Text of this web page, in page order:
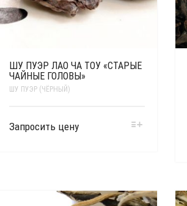
ШУ ПУЭР ЛАО ЧА ТОУ «СТАРЫЕ
ЧАЙНЫЕ ГОЛОВЫ»
ШУ ПУЭР (ЧЁРНЫЙ)
Запросить цену